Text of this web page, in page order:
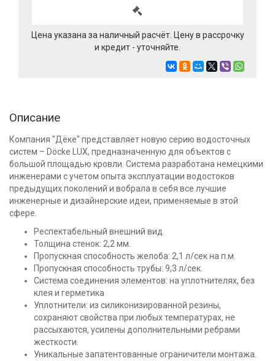
Цена указана за наличный расчёт. Цену в рассрочку
и кредит - уточняйте.
Описание
Компания "Дёке" представляет новую серию водосточных
систем – Döcke LUX, предназначенную для объектов с
большой площадью кровли. Система разработана немецкими
инженерами с учетом опыта эксплуатации водостоков
предыдущих поколений и вобрала в себя все лучшие
инженерные и дизайнерские идеи, применяемые в этой
сфере.
Респектабельный внешний вид.
Толщина стенок: 2,2 мм.
Пропускная способность желоба: 2,1 л/сек на п.м.
Пропускная способность трубы: 9,3 л/сек.
Система соединения элементов: на уплотнителях, без
клея и герметика
Уплотнители: из силиконизированной резины,
сохраняют свойства при любых температурах, не
рассыхаются, усилены дополнительными ребрами
жесткости.
Уникальные запатентованные ограничители монтажа.